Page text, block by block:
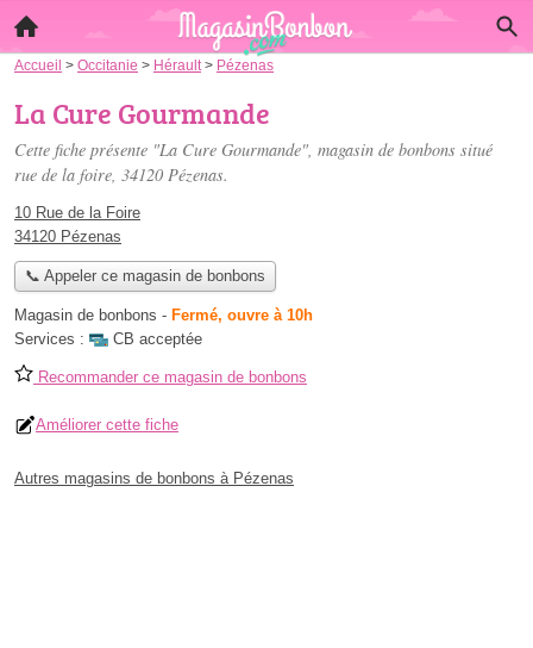
Accueil > Occitanie > Hérault > Pézenas
La Cure Gourmande
Cette fiche présente "La Cure Gourmande", magasin de bonbons situé
rue de la foire, 34120 Pézenas.
10 Rue de la Foire
34120 Pézenas
📞 Appeler ce magasin de bonbons
Magasin de bonbons - Fermé, ouvre à 10h
Services :
CB acceptée
Recommander ce magasin de bonbons
Améliorer cette fiche
Autres magasins de bonbons à Pézenas